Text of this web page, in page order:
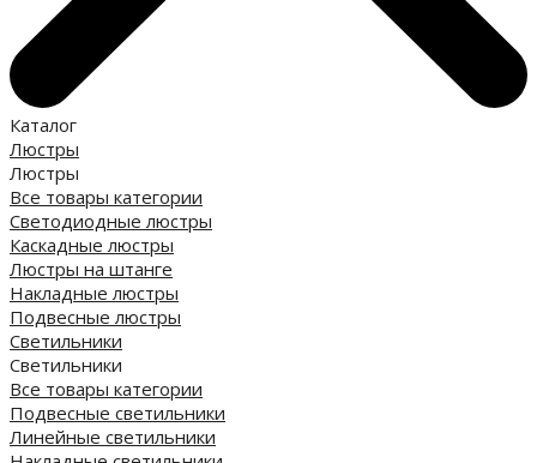
Каталог
Люстры
Люстры
Все товары категории
Светодиодные люстры
Каскадные люстры
Люстры на штанге
Накладные люстры
Подвесные люстры
Светильники
Светильники
Все товары категории
Подвесные светильники
Линейные светильники